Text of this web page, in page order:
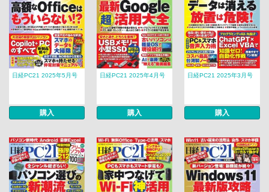
日経PC21 2025年5月号
購入
日経PC21 2025年4月号
購入
日経PC21 2025年3月号
購入